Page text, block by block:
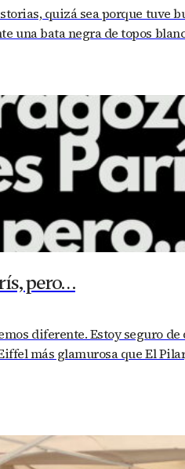
quizá sea porque tuve
una bata negra de topos
pero…
diferente. Estoy seguro
más glamurosa que El